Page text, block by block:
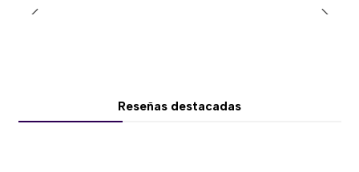
integrado, evitando modificaciones manuales en la
, permitiendo guardar alturas
Reseñas destacadas